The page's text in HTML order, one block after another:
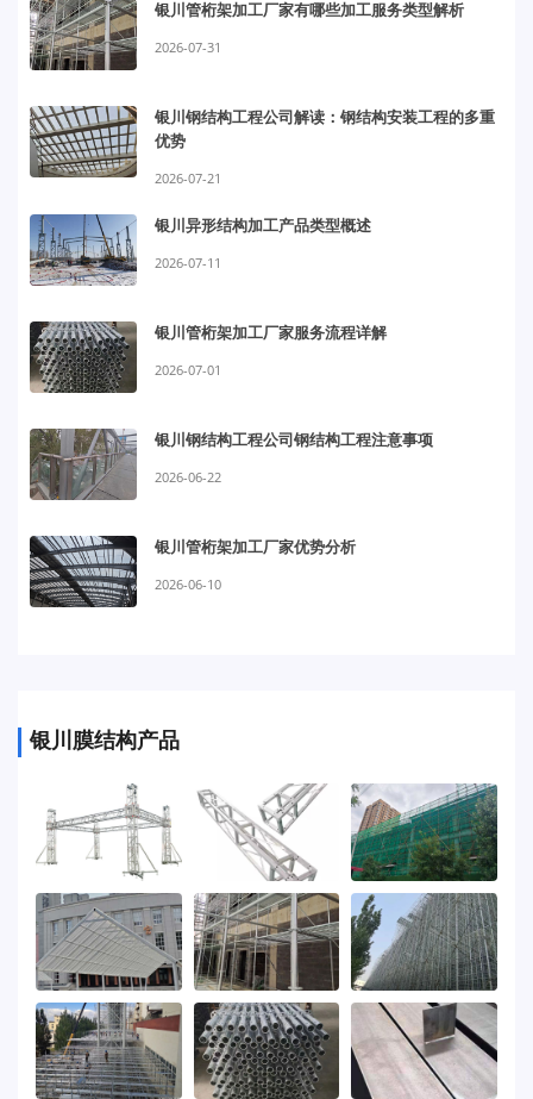
银川管桁架加工厂家有哪些加工服务类型解析
2026-07-31
银川钢结构工程公司解读：钢结构安装工程的多重
优势
2026-07-21
银川异形结构加工产品类型概述
2026-07-11
银川管桁架加工厂家服务流程详解
2026-07-01
银川钢结构工程公司钢结构工程注意事项
2026-06-22
银川管桁架加工厂家优势分析
2026-06-10
银川膜结构产品